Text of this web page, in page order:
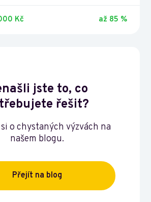
Kč až 85 %
jste to, co
řešit?
o chystaných výzvách na
našem blogu.
Přejít na blog